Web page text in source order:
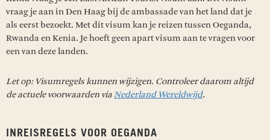
vraag je aan in Den Haag bij de ambassade van het land dat je
als eerst bezoekt. Met dit visum kan je reizen tussen Oeganda,
Rwanda en Kenia. Je hoeft geen apart visum aan te vragen voor
een van deze landen.
Let op: Visumregels kunnen wijzigen. Controleer daarom altijd
de actuele voorwaarden viaNederland Wereldwijd.
INREISREGELS VOOR OEGANDA